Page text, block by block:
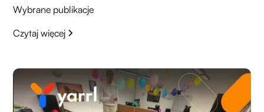
Wybrane publikacje
Czytaj więcej